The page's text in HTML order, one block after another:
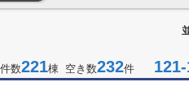
数221棟 空き数232件 121-